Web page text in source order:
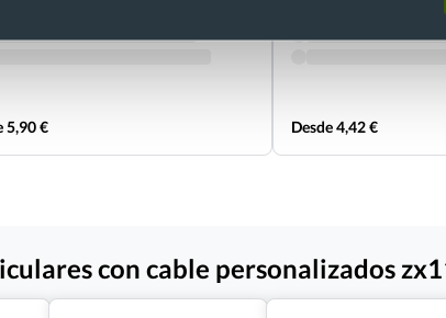
5,90 € Desde 4,42 €
con cable personalizados